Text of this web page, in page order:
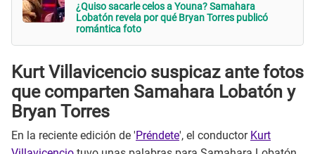
¿Quiso sacarle celos a Youna? Samahara
Lobatón revela por qué Bryan Torres publicó
romántica foto
Kurt Villavicencio suspicaz ante fotos
que comparten Samahara Lobatón y
Bryan Torres
En la reciente edición de 'Préndete', el conductor Kurt